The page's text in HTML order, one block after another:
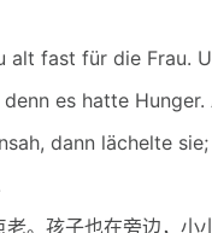
fast für die Frau.
es hatte Hunger.
dann lächelte
。孩子也在旁边，小